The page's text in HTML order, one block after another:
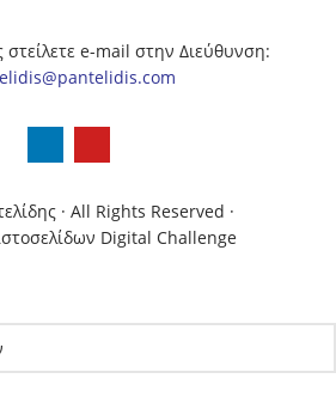
e-mail στην Διεύθυνση:
· All Rights Reserved ·
Digital Challenge